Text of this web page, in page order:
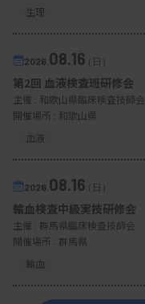
生理
2026. 08.16（日）
第2回 血液検査班研修会
主催 : 和歌山県臨床検査技師会
開催場所 : 和歌山県
血液
2026. 08.16（日）
輸血検査中級実技研修会
主催 : 群馬県臨床検査技師会
開催場所 : 群馬県
輸血